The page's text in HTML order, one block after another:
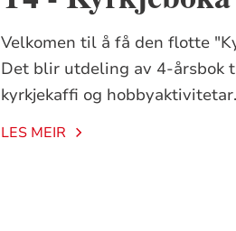
Velkomen til å få den flotte
Det blir utdeling av 4-årsbok
kyrkjekaffi og
LES MEIR